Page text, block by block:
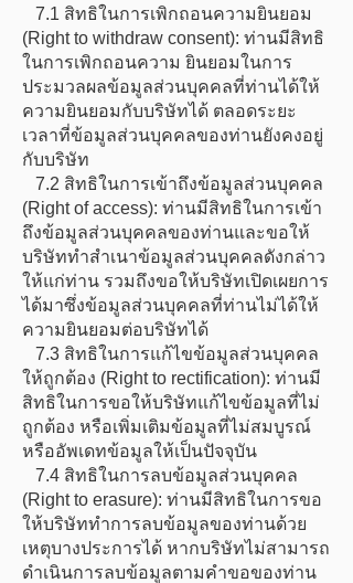
7.1 สิทธิในการเพิกถอนความยินยอม
(Right to withdraw consent): ท่านมีสิทธิ
ในการเพิกถอนความ ยินยอมในการ
ประมวลผลข้อมูลส่วนบุคคลที่ท่านได้ให้
ความยินยอมกับบริษัทได้ ตลอดระยะ
เวลาที่ข้อมูลส่วนบุคคลของท่านยังคงอยู่
กับบริษัท
7.2 สิทธิในการเข้าถึงข้อมูลส่วนบุคคล
(Right of access): ท่านมีสิทธิในการเข้า
ถึงข้อมูลส่วนบุคคลของท่านและขอให้
บริษัททำสำเนาข้อมูลส่วนบุคคลดังกล่าว
ให้แก่ท่าน รวมถึงขอให้บริษัทเปิดเผยการ
ได้มาซึ่งข้อมูลส่วนบุคคลที่ท่านไม่ได้ให้
ความยินยอมต่อบริษัทได้
7.3 สิทธิในการแก้ไขข้อมูลส่วนบุคคล
ให้ถูกต้อง (Right to rectification): ท่านมี
สิทธิในการขอให้บริษัทแก้ไขข้อมูลที่ไม่
ถูกต้อง หรือเพิ่มเติมข้อมูลที่ไม่สมบูรณ์
หรืออัพเดทข้อมูลให้เป็นปัจจุบัน
7.4 สิทธิในการลบข้อมูลส่วนบุคคล
(Right to erasure): ท่านมีสิทธิในการขอ
ให้บริษัททำการลบข้อมูลของท่านด้วย
เหตุบางประการได้ หากบริษัทไม่สามารถ
ดำเนินการลบข้อมูลตามคำขอของท่าน